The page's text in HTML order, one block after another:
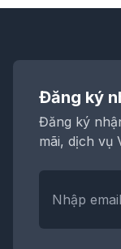
Đăng ký
Đăng ký
mãi, dịch vụ